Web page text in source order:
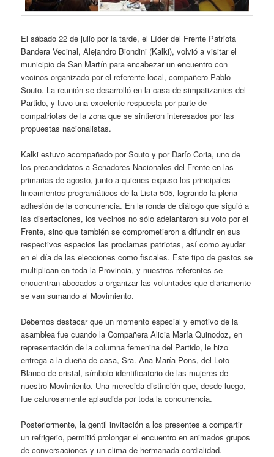
El sábado 22 de julio por la tarde, el Líder del Frente Patriota
Bandera Vecinal, Alejandro Biondini (Kalki), volvió a visitar el
municipio de San Martín para encabezar un encuentro con
vecinos organizado por el referente local, compañero Pablo
Souto. La reunión se desarrolló en la casa de simpatizantes del
Partido, y tuvo una excelente respuesta por parte de
compatriotas de la zona que se sintieron interesados por las
propuestas nacionalistas.
Kalki estuvo acompañado por Souto y por Darío Coria, uno de
los precandidatos a Senadores Nacionales del Frente en las
primarias de agosto, junto a quienes expuso los principales
lineamientos programáticos de la Lista 505, logrando la plena
adhesión de la concurrencia. En la ronda de diálogo que siguió a
las disertaciones, los vecinos no sólo adelantaron su voto por el
Frente, sino que también se comprometieron a difundir en sus
respectivos espacios las proclamas patriotas, así como ayudar
en el día de las elecciones como fiscales. Este tipo de gestos se
multiplican en toda la Provincia, y nuestros referentes se
encuentran abocados a organizar las voluntades que diariamente
se van sumando al Movimiento.
Debemos destacar que un momento especial y emotivo de la
asamblea fue cuando la Compañera Alicia María Quinodoz, en
representación de la columna femenina del Partido, le hizo
entrega a la dueña de casa, Sra. Ana María Pons, del Loto
Blanco de cristal, símbolo identificatorio de las mujeres de
nuestro Movimiento. Una merecida distinción que, desde luego,
fue calurosamente aplaudida por toda la concurrencia.
Posteriormente, la gentil invitación a los presentes a compartir
un refrigerio, permitió prolongar el encuentro en animados grupos
de conversaciones y un clima de hermanada cordialidad.